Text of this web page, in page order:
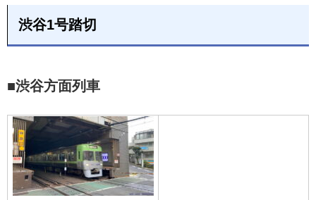
渋谷1号踏切
■渋谷方面列車